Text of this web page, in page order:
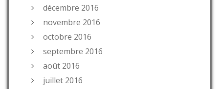
décembre 2016
novembre 2016
octobre 2016
septembre 2016
août 2016
juillet 2016